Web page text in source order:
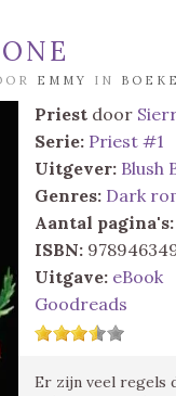
EMMY IN
Priest door
Serie: Priest #1
Uitgever: Blush
Genres: Dark
Aantal pagina's:
ISBN:
Uitgave: eBook
Goodreads
Er zijn veel regels